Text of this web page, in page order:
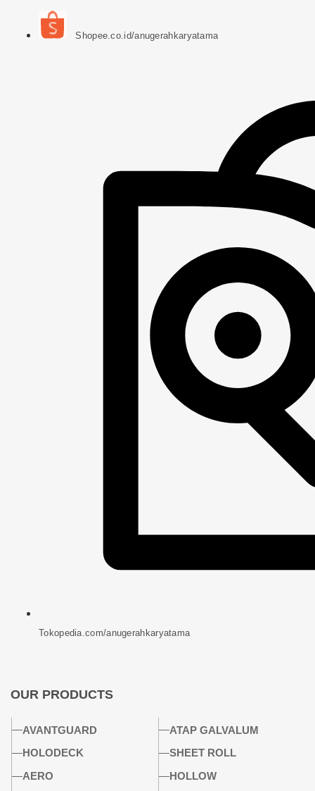
Shopee.co.id/anugerahkaryatama
Tokopedia.com/anugerahkaryatama
OUR PRODUCTS
AVANTGUARD
HOLODECK
AERO
ATAP GALVALUM
SHEET ROLL
HOLLOW